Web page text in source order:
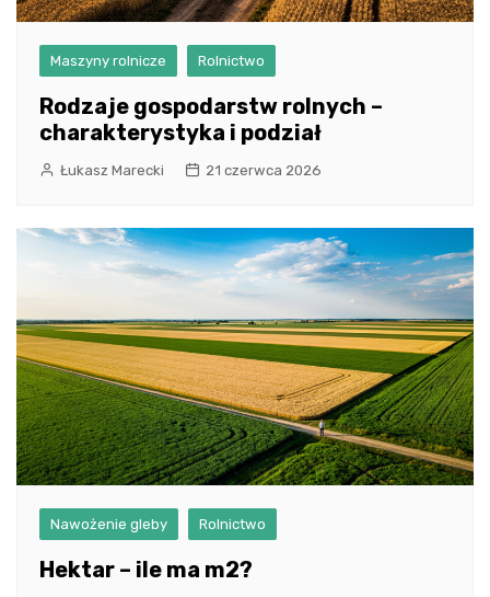
Maszyny rolnicze Rolnictwo
Rodzaje gospodarstw rolnych –
charakterystyka i podział
Łukasz Marecki 21 czerwca 2026
Nawożenie gleby Rolnictwo
Hektar – ile ma m2?